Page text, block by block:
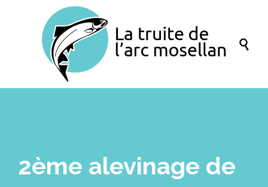

2ème alevinage de